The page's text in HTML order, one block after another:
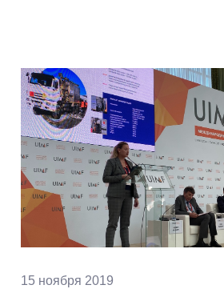
15 ноября 2019